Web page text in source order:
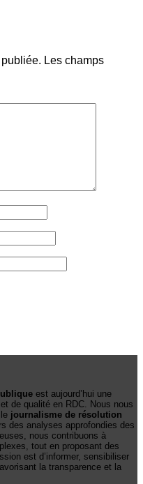
Les champs
est aujourd’hui une
de qualité en RDC. Nous nous
journalisme de résolution
des analyses approfondies des
nous contribuons à
tout en proposant des
est d’informer, sensibiliser
la transparence et la